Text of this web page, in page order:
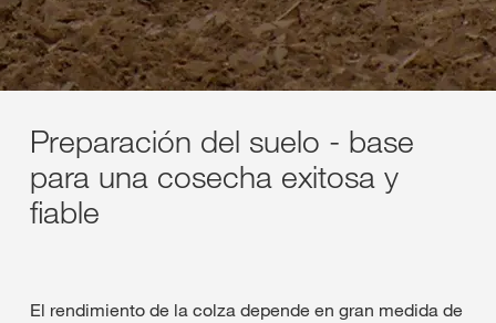
Preparación del suelo - base
para una cosecha exitosa y
fiable
El rendimiento de la colza depende en gran medida de